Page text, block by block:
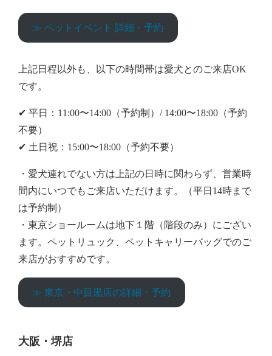
≫ ペットイベント 詳細・予約
上記日程以外も、以下の時間帯は愛犬とのご来店OK
です。
✔︎ 平日：11:00〜14:00（予約制）/ 14:00〜18:00（予約
不要）
✔︎ 土日祝：15:00〜18:00（予約不要）
・愛犬連れでない方は上記の日時に関わらず、営業時
間内にいつでもご来店いただけます。（平日14時まで
は予約制）
・東京ショールームは地下１階（階段のみ）にござい
ます。ペットリュック、ペットキャリーバッグでのご
来店がおすすめです。
≫ 東京・中目黒店の詳細・予約
大阪・堺店